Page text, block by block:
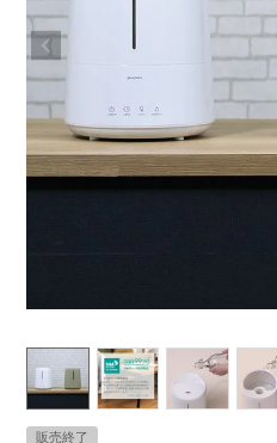
デジタル雑貨
アウトレット
販売終了